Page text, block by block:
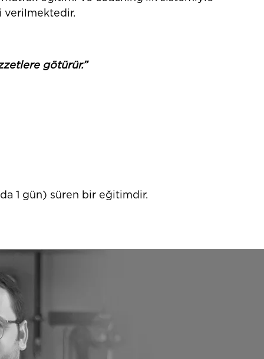
verilmektedir.
götürür.”
1 gün) süren bir eğitimdir.